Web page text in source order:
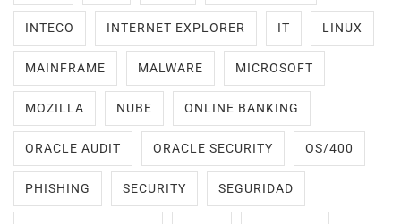
INTECO INTERNET EXPLORER IT LINUX
MAINFRAME MALWARE MICROSOFT
MOZILLA NUBE ONLINE BANKING
ORACLE AUDIT ORACLE SECURITY OS/400
PHISHING SECURITY SEGURIDAD